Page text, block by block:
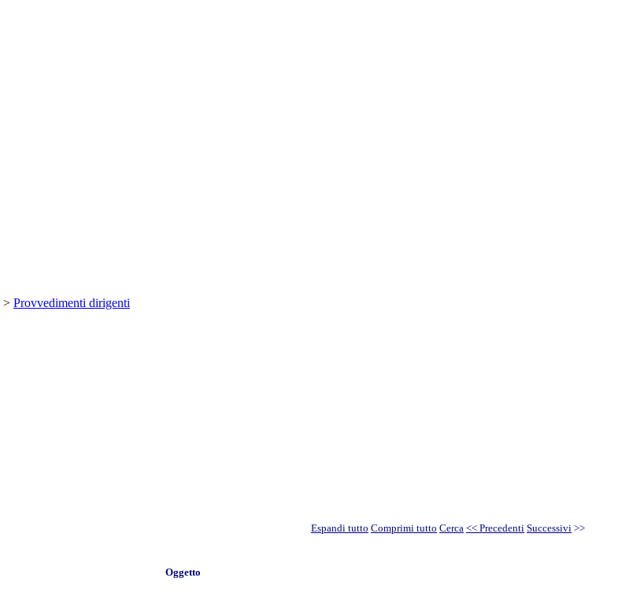
> Provvedimenti dirigenti
Espandi tutto Comprimi tutto Cerca << Precedenti Successivi >>
Oggetto